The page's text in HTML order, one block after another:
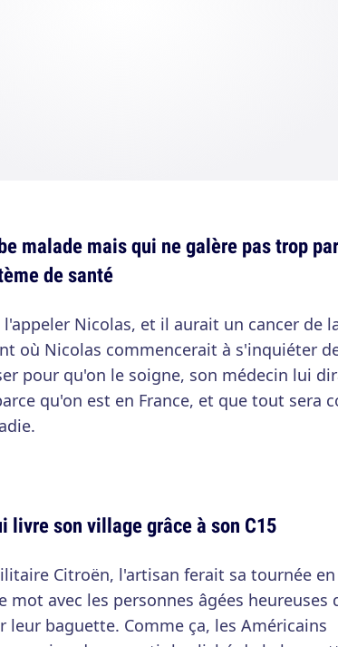
malade mais qui ne galère pas trop
de santé
Nicolas, et il aurait un cancer de
où Nicolas commencerait à s'inquiéter
pour qu'on le soigne, son médecin lui
qu'on est en France, et que tout sera
livre son village grâce à son C15
Citroën, l'artisan ferait sa tournée en
mot avec les personnes âgées heureuses
leur baguette. Comme ça, les Américains